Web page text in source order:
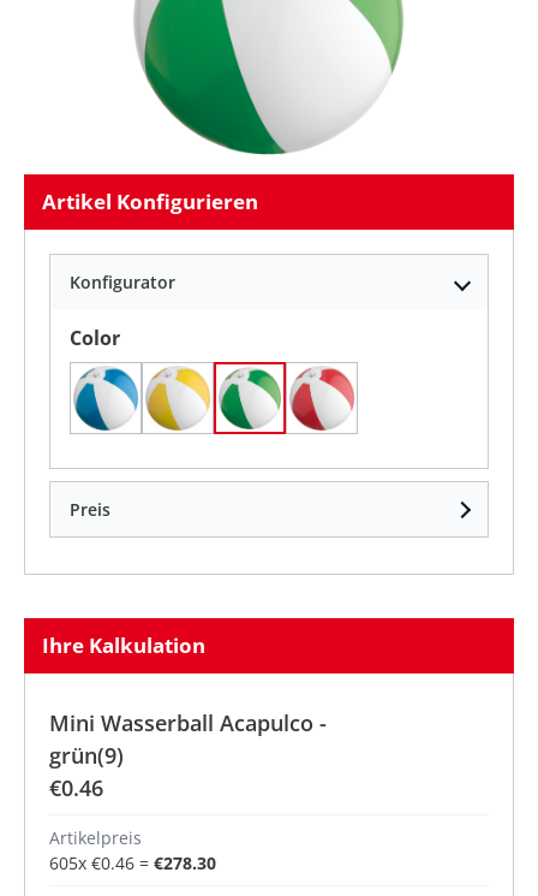
Artikel Konfigurieren
Konfigurator
Colorauswählen
blau(4) gelb(8) grün(9) rot(5)
Preis
Ihre Kalkulation
Mini Wasserball Acapulco -
grün(9)
€0.46
Artikelpreis
605x €0.46 = €278.30